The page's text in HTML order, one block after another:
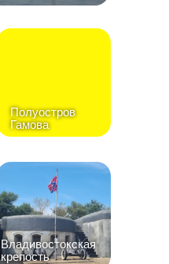
Полуостров
Гамова
Владивостокская
крепость